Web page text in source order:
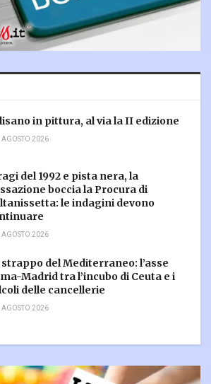
in pittura, al via la II edizione
AGOSTO 2026
del 1992 e pista nera, la
boccia la Procura di
le indagini devono
AGOSTO 2026
strappo del Mediterraneo: l’asse
Madrid tra l’incubo di Ceuta e i
delle cancellerie
AGOSTO 2026